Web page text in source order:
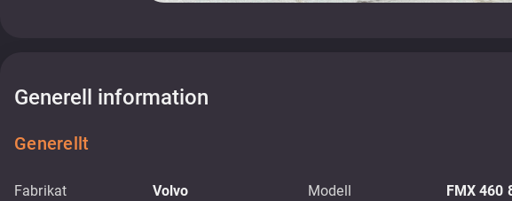
Generell information
Generellt
Fabrikat Volvo Modell FMX 460